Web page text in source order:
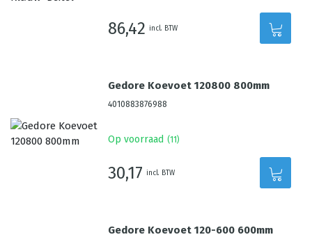
86,42 incl. BTW
Gedore Koevoet 120800 800mm
4010883876988
Op voorraad (11 )
30,17 incl. BTW
Gedore Koevoet 120-600 600mm